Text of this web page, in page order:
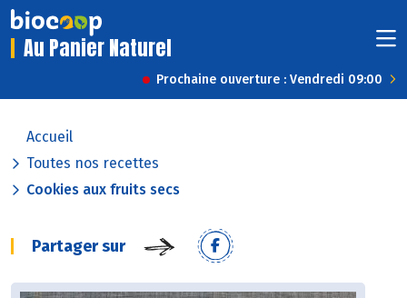
Au Panier Naturel
Prochaine ouverture : Vendredi 09:00
Accueil
Toutes nos recettes
Cookies aux fruits secs
Partager sur